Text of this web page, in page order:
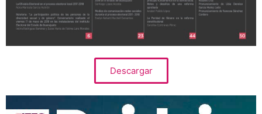
Descargar